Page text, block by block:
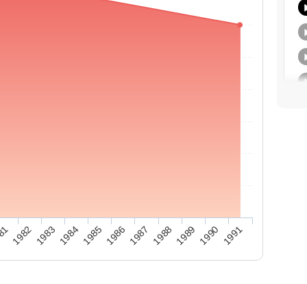
1982 1983 1984 1985 1986 1987 1988 1989 1990 1991